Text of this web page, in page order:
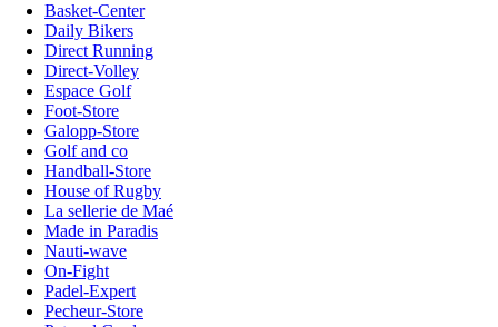
Basket-Center
Daily Bikers
Direct Running
Direct-Volley
Espace Golf
Foot-Store
Galopp-Store
Golf and co
Handball-Store
House of Rugby
La sellerie de Maé
Made in Paradis
Nauti-wave
On-Fight
Padel-Expert
Pecheur-Store